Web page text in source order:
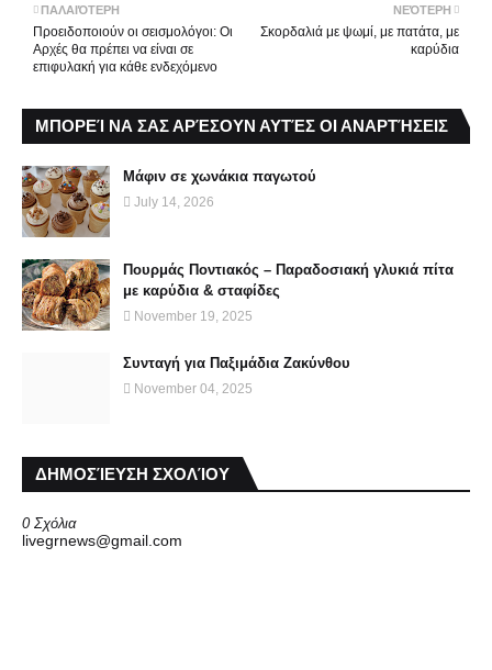
ΝΕΌΤΕΡΗ
Σκορδαλιά με ψωμί, με πατάτα, με
καρύδια
ΠΑΛΑΙΌΤΕΡΗ
Προειδοποιούν οι σεισμολόγοι: Οι
Αρχές θα πρέπει να είναι σε
επιφυλακή για κάθε ενδεχόμενο
ΜΠΟΡΕΊ ΝΑ ΣΑΣ ΑΡΈΣΟΥΝ ΑΥΤΈΣ ΟΙ ΑΝΑΡΤΉΣΕΙΣ
Μάφιν σε χωνάκια παγωτού
July 14, 2026
Πουρμάς Ποντιακός – Παραδοσιακή γλυκιά πίτα
με καρύδια & σταφίδες
November 19, 2025
Συνταγή για Παξιμάδια Ζακύνθου
November 04, 2025
ΔΗΜΟΣΊΕΥΣΗ ΣΧΟΛΊΟΥ
0 Σχόλια
livegrnews@gmail.com